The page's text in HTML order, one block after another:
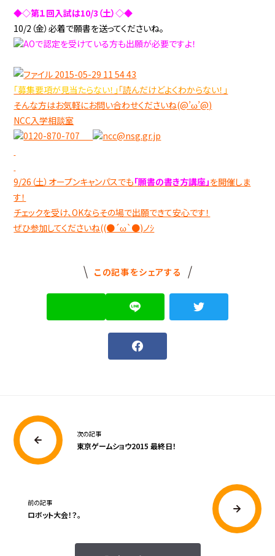
◆◇第１回入試は10/3（土）◇◆
10/2（金）必着で願書を送ってくださいね。
AOで認定を受けている方も出願が必要ですよ！
「募集要項が見当たらない！」 「読んだけどよくわからない！」
そんな方はお気軽にお問い合わせくださいね(@’ω’@)
NCC入学相談室
0120-870-707
ncc@nsg.gr.jp
9/26（土）オープンキャンパスでも「願書の書き方講座」を開催しま
す！
チェックを受け、OKならその場で出願できて安心です！
ぜひ参加してくださいね((●´ω`●)ノｼ
この記事をシェアする
次の記事
東京ゲームショウ2015 最終日！
前の記事
ロボット大会！？。